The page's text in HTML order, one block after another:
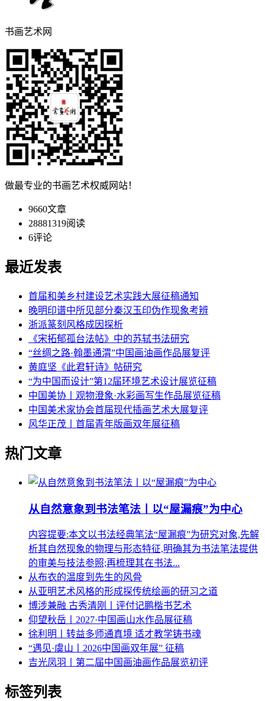
书画艺术网
做最专业的书画艺术权威网站！
9660文章
28881319阅读
6评论
最近发表
首届和美乡村建设艺术实践大展征稿通知
晚明印谱中所见部分秦汉玉印伪作现象考辨
浙派篆刻风格成因探析
《宋拓郁孤台法帖》中的苏轼书法研究
“丝绸之路·翰墨通渭”中国画油画作品展复评
黄庭坚《此君轩诗》帖研究
“为中国而设计”第12届环境艺术设计展览征稿
中国美协丨观物澄象·水彩画写生作品展览征稿
中国美术家协会首届现代插画艺术大展复评
风华正茂丨首届青年版画双年展征稿
热门文章
从自然意象到书法笔法丨以“屋漏痕”为中心
内容提要:本文以书法经典笔法“屋漏痕”为研究对象,先解
析其自然现象的物理与形态特征,明确其为书法笔法提供
的审美与技法参照;再梳理其在书法...
从布衣的温度到先生的风骨
从亚明艺术风格的形成探传统绘画的研习之道
博涉兼融 古秀清刚丨评付记鹏楷书艺术
仰望秋岳丨2027·中国画山水作品展征稿
徐利明丨转益多师通真境 适才教学铸书魂
“遇见·虞山丨2026中国画双年展” 征稿
吉光凤羽丨第二届中国画油画作品展览初评
标签列表